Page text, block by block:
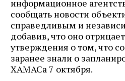
информационное
сообщать новости
справедливым и
добавив, что оно
утверждения о том, что
заранее знали о
ХАМАСа 7 октября.